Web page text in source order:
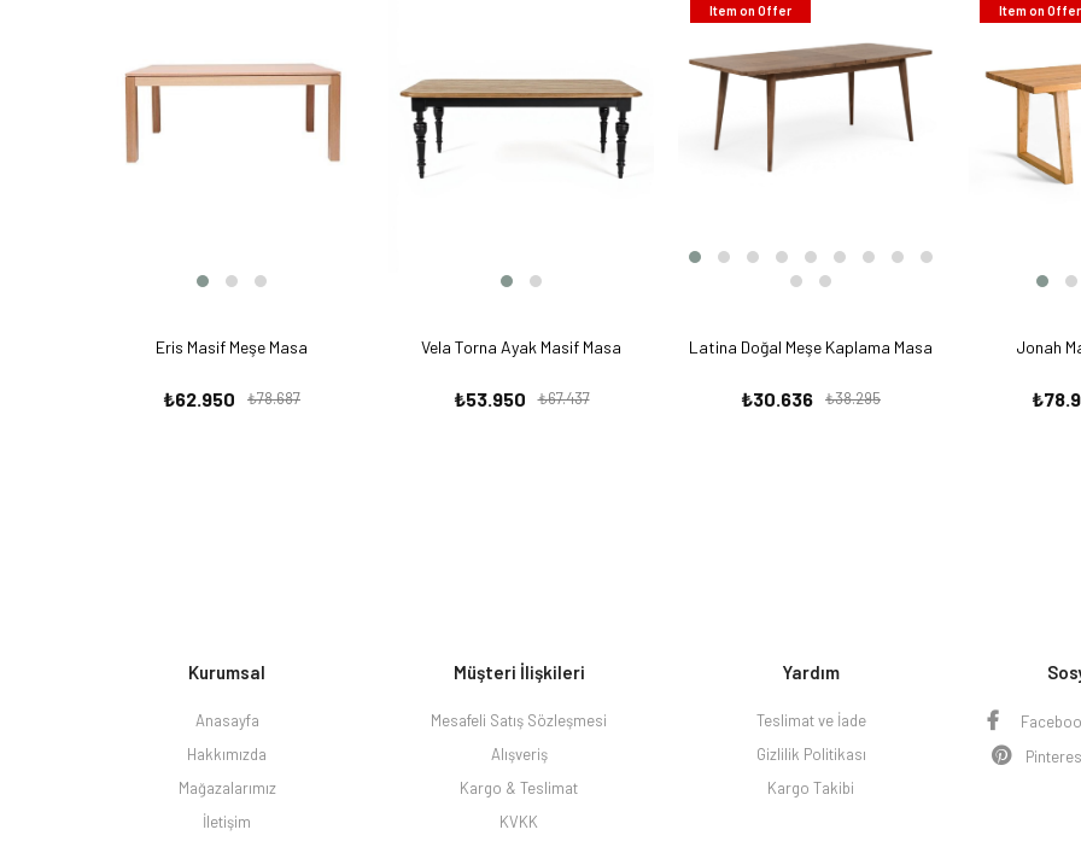
Eris Masif Meşe Masa
₺62.950 ₺78.687
Vela Torna Ayak Masif Masa
₺53.950 ₺67.437
Latina Doğal Meşe Kaplama Masa
₺30.636 ₺38.295
Item on Offer
Jonah
Item on Offer
Kurumsal
Anasayfa
Hakkımızda
Mağazalarımız
İletişim
Müşteri İlişkileri
Mesafeli Satış Sözleşmesi
Alışveriş
Kargo & Teslimat
KVKK
Yardım
Teslimat ve İade
Gizlilik Politikası
Kargo Takibi